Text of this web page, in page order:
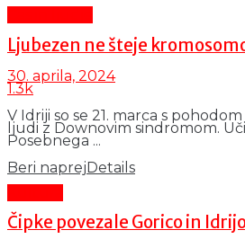
Ljubezen ne šteje
30. aprila, 2024
1.3k
V Idriji so se 21. marca s
ljudi z Downovim sindromom.
Posebnega ...
Beri naprejDetails
Čipke povezale Gorico in